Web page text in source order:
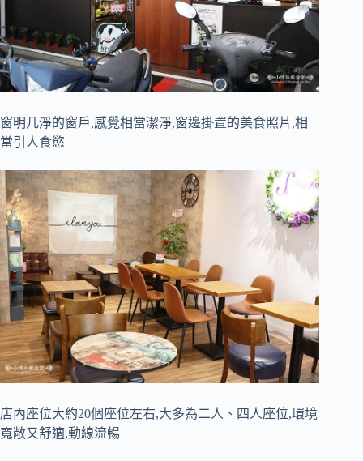
窗明几淨的窗戶,感覺相當潔淨,窗邊掛置的美食照片,相
當引人食慾
店內座位大約20個座位左右,大多為二人、四人座位,環境
寬敞又舒適,動線流暢